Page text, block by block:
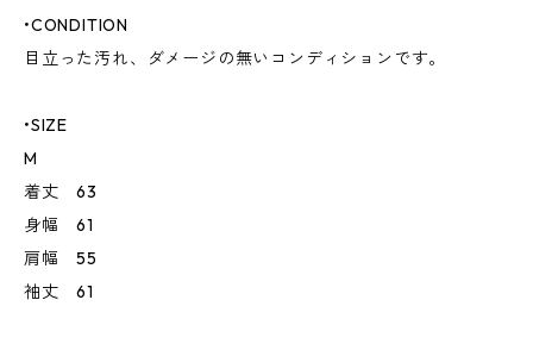
•CONDITION
目立った汚れ、ダメージの無いコンディションです。
•SIZE
M
着丈 63
身幅 61
肩幅 55
袖丈 61